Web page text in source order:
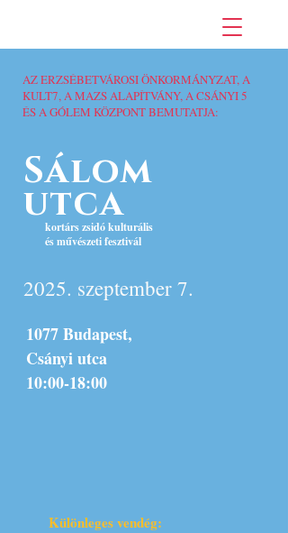
AZ ERZSÉBETVÁROSI ÖNKORMÁNYZAT, A
KULT7, A MAZS ALAPÍTVÁNY, A CSÁNYI 5
ÉS A GÓLEM KÖZPONT BEMUTATJA:
Sálom
utca
kortárs zsidó kulturális
és művészeti fesztivál
2025. szeptember 7.
1077 Budapest,
Csányi utca
10:00-18:00
Különleges vendég: